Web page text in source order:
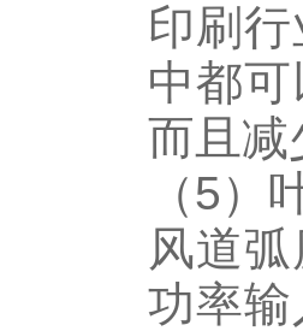
印刷
中都
而且减
（5
风道
功率